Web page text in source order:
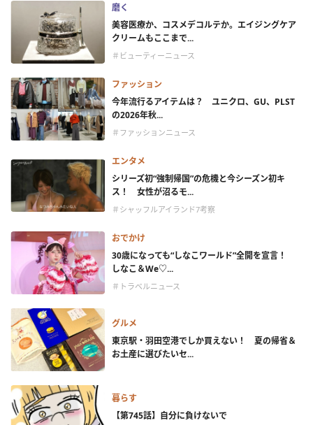
磨く
美容医療か、コスメデコルテか。エイジングケア
クリームもここまで...
＃ビューティーニュース
ファッション
今年流行るアイテムは？ ユニクロ、GU、PLST
の2026年秋...
＃ファッションニュース
エンタメ
シリーズ初“強制帰国”の危機と今シーズン初キ
ス！ 女性が沼るモ...
＃シャッフルアイランド7考察
おでかけ
30歳になっても“しなこワールド”全開を宣言！
しなこ＆We♡...
＃トラベルニュース
グルメ
東京駅・羽田空港でしか買えない！ 夏の帰省＆
お土産に選びたいセ...
暮らす
【第745話】自分に負けないで